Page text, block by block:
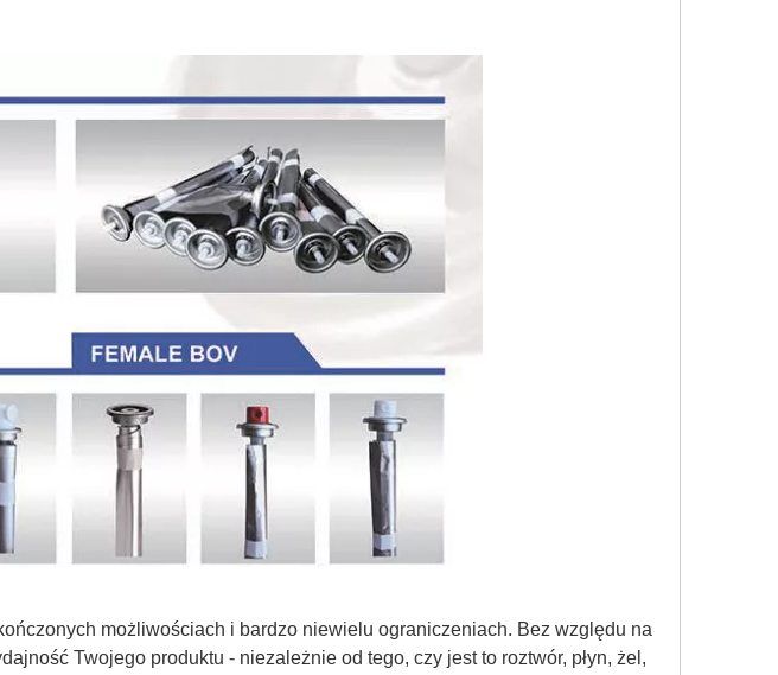
możliwościach i bardzo niewielu ograniczeniach. Bez względu na
Twojego produktu - niezależnie od tego, czy jest to roztwór, płyn, żel,